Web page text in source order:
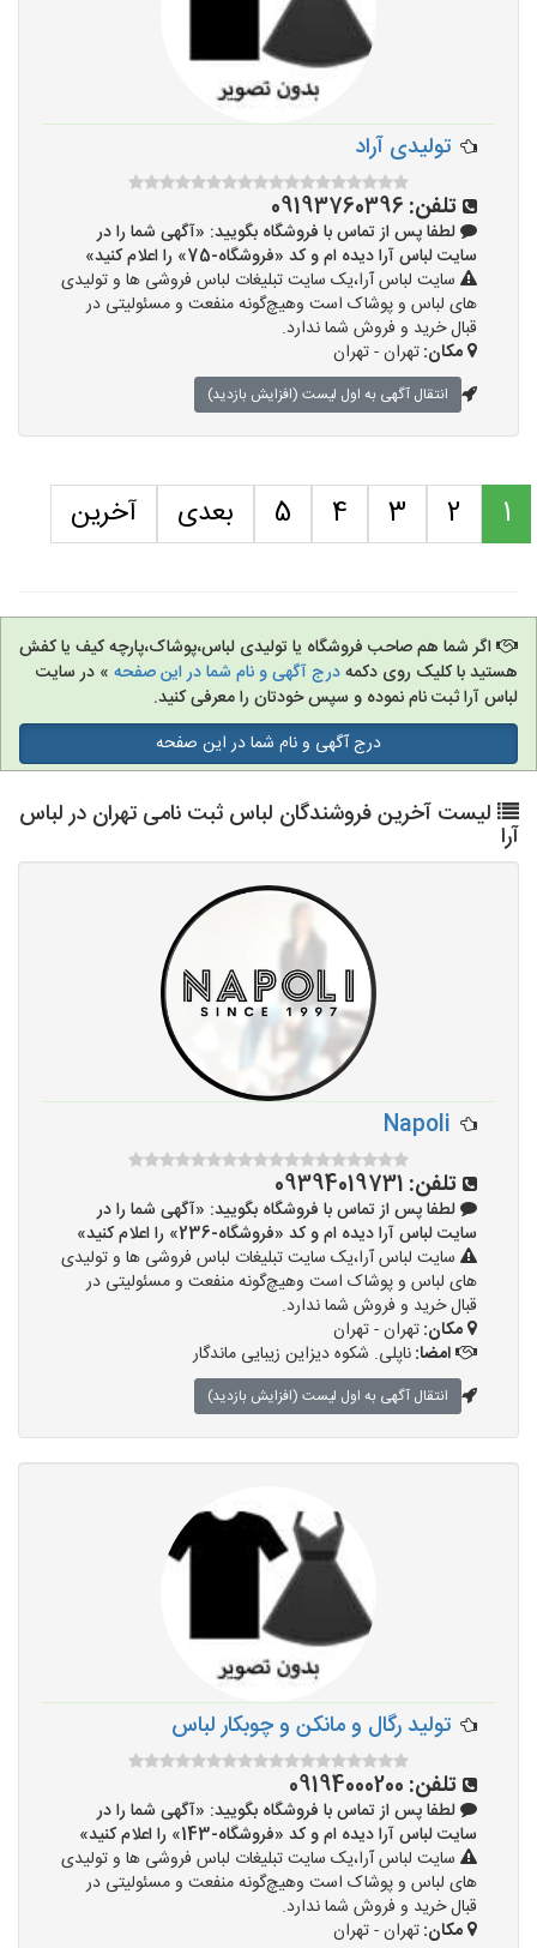
تولیدی آراد
تلفن: 09193760396
لطفا پس از تماس با فروشگاه بگویید: «آگهی شما را در
سایت لباس آرا دیده ام و کد «فروشگاه-75» را اعلام کنید»
سایت لباس آرا،یک سایت تبلیغات لباس فروشی ها و تولیدی
های لباس و پوشاک است وهیچ‌گونه منفعت و مسئولیتی در
قبال خرید و فروش شما ندارد.
مکان:تهران - تهران
انتقال آگهی به اول لیست (افزایش بازدید)
1
2
3
4
5 بعدی آخرین
اگر شما هم صاحب فروشگاه یا تولیدی لباس،پوشاک،پارچه کیف یا کفش
هستید با کلیک روی دکمهدرج آگهی و نام شما در این صفحه » در سایت
لباس آرا ثبت نام نموده و سپس خودتان را معرفی کنید.
درج آگهی و نام شما در این صفحه
لیست آخرین فروشندگان لباس ثبت نامی تهران در لباس
آرا
Napoli
تلفن: 09394019731
لطفا پس از تماس با فروشگاه بگویید: «آگهی شما را در
سایت لباس آرا دیده ام و کد «فروشگاه-236» را اعلام کنید»
سایت لباس آرا،یک سایت تبلیغات لباس فروشی ها و تولیدی
های لباس و پوشاک است وهیچ‌گونه منفعت و مسئولیتی در
قبال خرید و فروش شما ندارد.
مکان:تهران - تهران
امضا:ناپلی. شکوه دیزاین زیبایی ماندگار
انتقال آگهی به اول لیست (افزایش بازدید)
تولید رگال و مانکن و چوبکار لباس
تلفن: 09194000200
لطفا پس از تماس با فروشگاه بگویید: «آگهی شما را در
سایت لباس آرا دیده ام و کد «فروشگاه-143» را اعلام کنید»
سایت لباس آرا،یک سایت تبلیغات لباس فروشی ها و تولیدی
های لباس و پوشاک است وهیچ‌گونه منفعت و مسئولیتی در
قبال خرید و فروش شما ندارد.
مکان:تهران - تهران